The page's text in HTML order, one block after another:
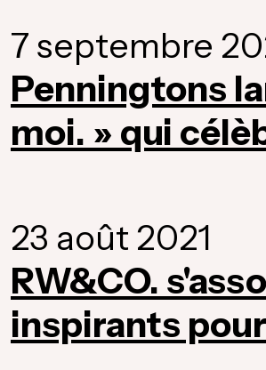
7 septembre
Penningtons
moi. » qui
23 août 2021
RW&CO.
inspirants